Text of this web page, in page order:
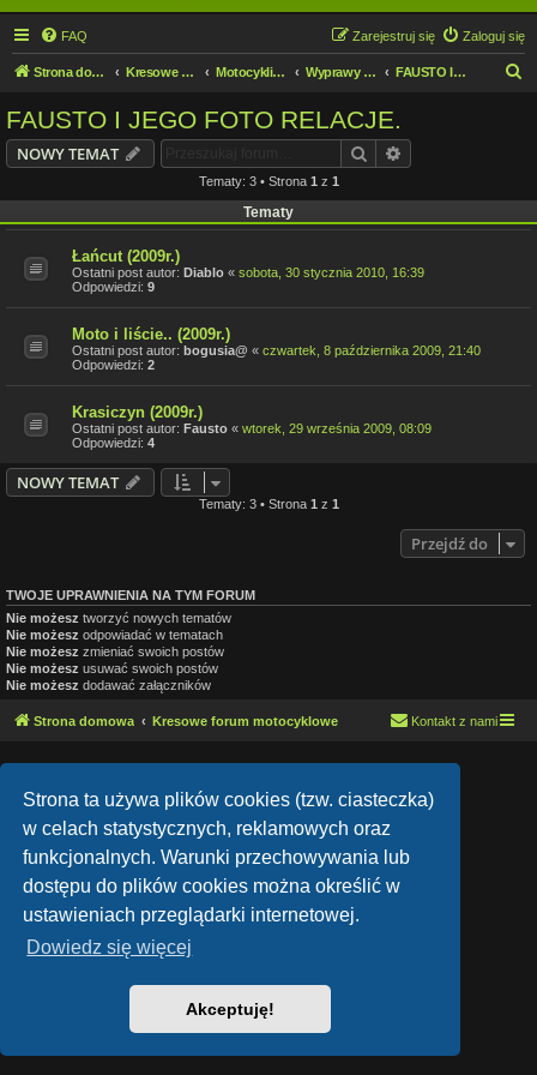
Strona ta używa plików cookies (tzw. ciasteczka)
w celach statystycznych, reklamowych oraz
funkcjonalnych. Warunki przechowywania lub
dostępu do plików cookies można określić w
ustawieniach przeglądarki internetowej.
Dowiedz się więcej
Akceptuję!
FAQ Zaloguj się
Zarejestruj się
Strona domowa Kresowe forum motocyklowe Motocykliści i Motocyklistki Wyprawy motocyklowe FAUSTO I JEGO FOTO RELACJE.
FAUSTO I JEGO FOTO RELACJE.
NOWY TEMAT Szukaj
Tematy: 3 • Strona 1 z 1
Tematy
Łańcut (2009r.)
Ostatni post autor: Diablo « sobota, 30 stycznia 2010, 16:39
Odpowiedzi: 9
Moto i liście.. (2009r.)
Ostatni post autor: bogusia@ « czwartek, 8 października 2009, 21:40
Odpowiedzi: 2
Krasiczyn (2009r.)
Ostatni post autor: Fausto « wtorek, 29 września 2009, 08:09
Odpowiedzi: 4
NOWY TEMAT
Tematy: 3 • Strona 1 z 1
Przejdź do
TWOJE UPRAWNIENIA NA TYM FORUM
Nie możesz tworzyć nowych tematów
Nie możesz odpowiadać w tematach
Nie możesz zmieniać swoich postów
Nie możesz usuwać swoich postów
Nie możesz dodawać załączników
Strona domowa Kresowe forum motocyklowe Kontakt z nami
Style Version: 1.1.9
Polski pakiet językowy dostarczaphpBB.pl
Zasady ochrony danych osobowych|Regulamin